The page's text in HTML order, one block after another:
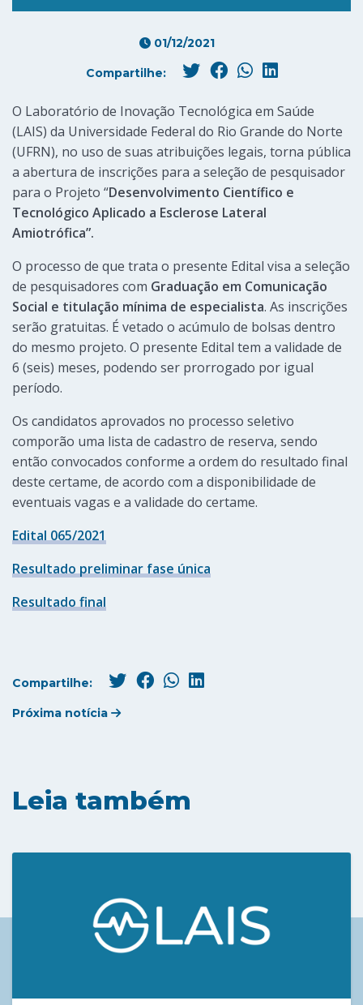
01/12/2021
Compartilhe:
O Laboratório de Inovação Tecnológica em Saúde
(LAIS) da Universidade Federal do Rio Grande do Norte
(UFRN), no uso de suas atribuições legais, torna pública
a abertura de inscrições para a seleção de pesquisador
para o Projeto “Desenvolvimento Científico e
Tecnológico Aplicado a Esclerose Lateral
Amiotrófica”.
O processo de que trata o presente Edital visa a seleção
de pesquisadores com Graduação em Comunicação
Social e titulação mínima de especialista. As inscrições
serão gratuitas. É vetado o acúmulo de bolsas dentro
do mesmo projeto. O presente Edital tem a validade de
6 (seis) meses, podendo ser prorrogado por igual
período.
Os candidatos aprovados no processo seletivo
comporão uma lista de cadastro de reserva, sendo
então convocados conforme a ordem do resultado final
deste certame, de acordo com a disponibilidade de
eventuais vagas e a validade do certame.
Edital 065/2021
Resultado preliminar fase única
Resultado final
Compartilhe:
Próxima notícia
Leia também